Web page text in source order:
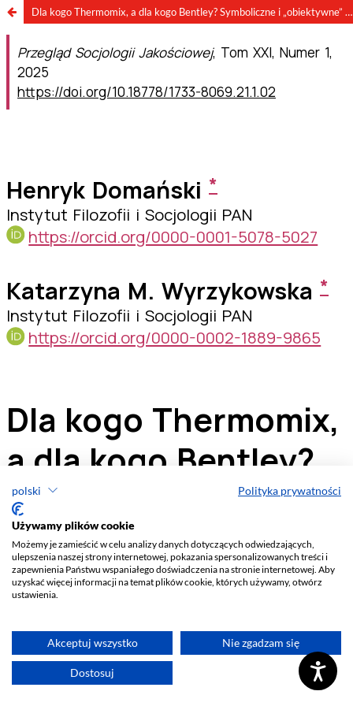
polski Polityka prywatności
Używamy plików cookie
Możemy je zamieścić w celu analizy danych dotyczących odwiedzających,
ulepszenia naszej strony internetowej, pokazania spersonalizowanych treści i
zapewnienia Państwu wspaniałego doświadczenia na stronie internetowej. Aby
uzyskać więcej informacji na temat plików cookie, których używamy, otwórz
ustawienia.
Akceptuj wszystko Nie zgadzam się
Dostosuj
Dla kogo Thermomix, a dla kogo Bentley? Symboliczne i „obiektywne” dystanse klasowe w Polsce